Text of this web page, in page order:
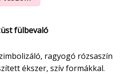
fülbevaló
ragyogó rózsaszín
ékszer, szív formákkal.